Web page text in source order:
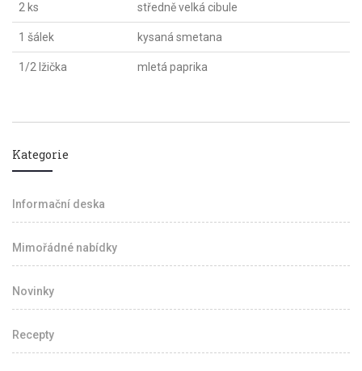
2 ks středně velká cibule
1 šálek kysaná smetana
1/2 lžička mletá paprika
Kategorie
Informační deska
Mimořádné nabídky
Novinky
Recepty